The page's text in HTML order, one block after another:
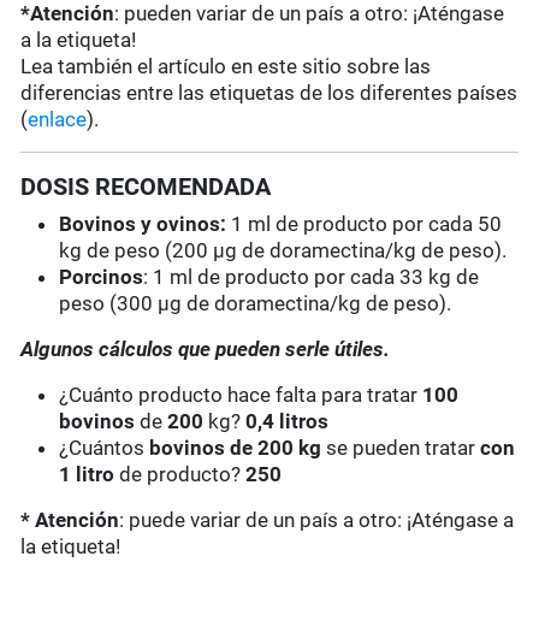
*Atención: pueden variar de un país a otro: ¡Aténgase
a la etiqueta!
Lea también el artículo en este sitio sobre las
diferencias entre las etiquetas de los diferentes países
(enlace).
DOSIS RECOMENDADA
Bovinos y ovinos: 1 ml de producto por cada 50
kg de peso (200 µg de doramectina/kg de peso).
Porcinos: 1 ml de producto por cada 33 kg de
peso (300 µg de doramectina/kg de peso).
Algunos cálculos que pueden serle útiles.
¿Cuánto producto hace falta para tratar 100
bovinosde200 kg?0,4 litros
¿Cuántos bovinos de 200 kg se pueden tratarcon
1 litro de producto?250
* Atención: puede variar de un país a otro: ¡Aténgase a
la etiqueta!